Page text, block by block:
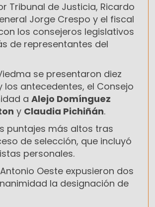
Tribunal de Justicia, Ricardo
Jorge Crespo y el fiscal
los consejeros legislativos
de representantes del
se presentaron diez
los antecedentes, el Consejo
a Alejo Domínguez
y Claudia Pichiñán.
puntajes más altos tras
de selección, que incluyó
personales.
Oeste expusieron dos
la designación de